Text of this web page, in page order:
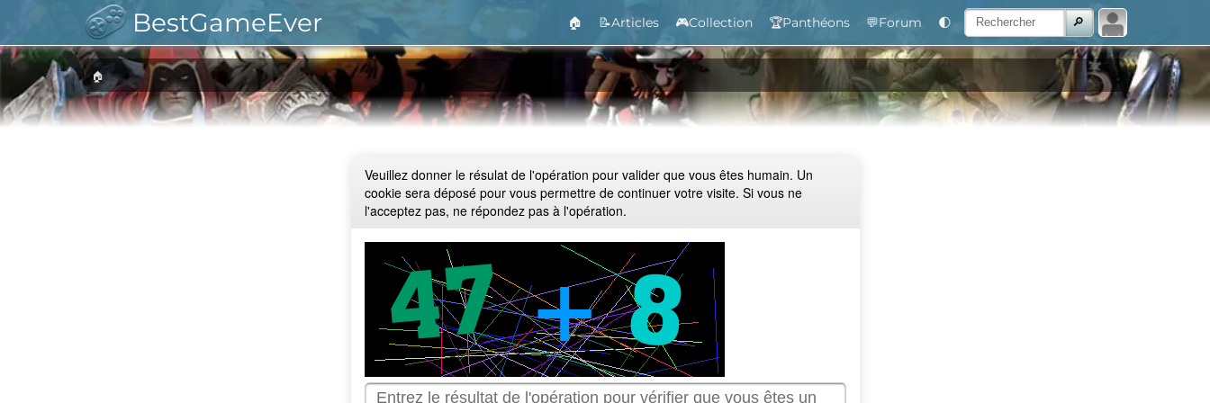
BestGameEver 🏠 📝Articles 🎮Collection 🏆Panthéons 💬Forum 🌓
🏠
Veuillez donner le résulat de l'opération pour valider que vous êtes humain. Un
cookie sera déposé pour vous permettre de continuer votre visite. Si vous ne
l'acceptez pas, ne répondez pas à l'opération.